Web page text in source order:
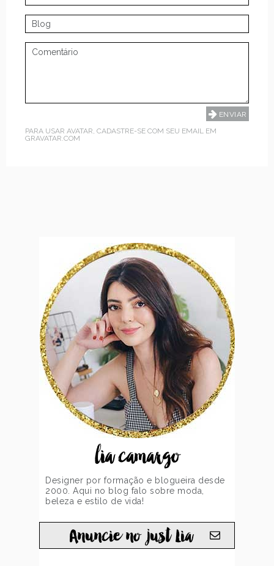
PARA USAR AVATAR, CADASTRE-SE COM SEU EMAIL EM
GRAVATAR.COM
lia camargo
Designer por formação e blogueira desde
2000. Aqui no blog falo sobre moda,
beleza e estilo de vida!
Anuncie no just Lia